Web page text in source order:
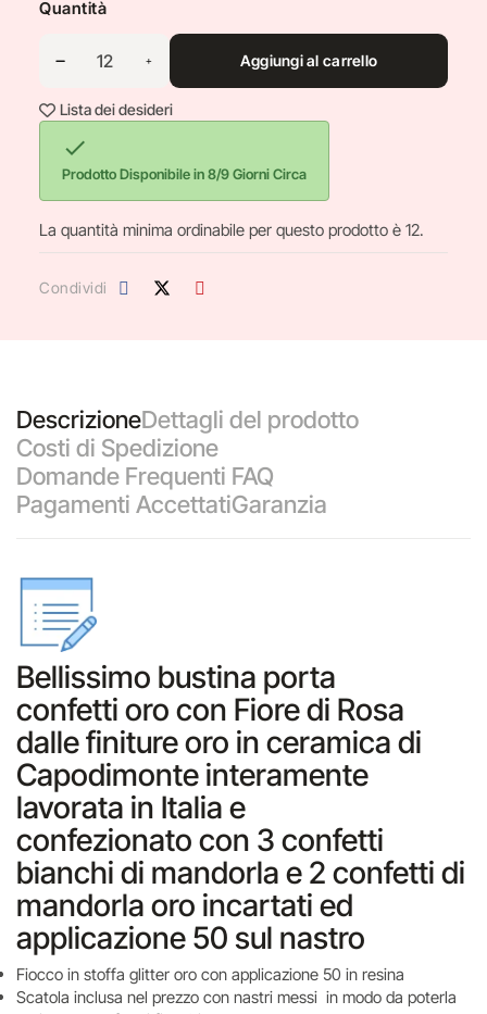
Quantità
Aggiungi al carrello
Lista dei desideri

Prodotto Disponibile in 8/9 Giorni Circa
La quantità minima ordinabile per questo prodotto è 12.
Condividi
DescrizioneDettagli del prodotto
Costi di Spedizione
Domande Frequenti FAQ
Pagamenti AccettatiGaranzia
Bellissimo bustina porta
confetti oro con Fiore di Rosa
dalle finiture oro in ceramica di
Capodimonte interamente
lavorata in Italia e
confezionato con 3 confetti
bianchi di mandorla e 2 confetti di
mandorla oro incartati ed
applicazione 50 sul nastro
Fiocco in stoffa glitter oro con applicazione 50 in resina
Scatola inclusa nel prezzo con nastri messi in modo da poterla